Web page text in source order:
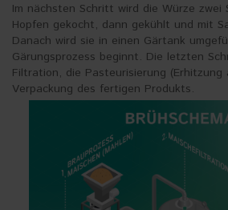
Im nächsten Schritt wird die Würze zwei
Hopfen gekocht, dann gekühlt und mit
Danach wird sie in einen Gärtank
Gärungsprozess beginnt. Die letzten
Filtration, die Pasteurisierung (Erhitzung
Verpackung des fertigen Produkts.